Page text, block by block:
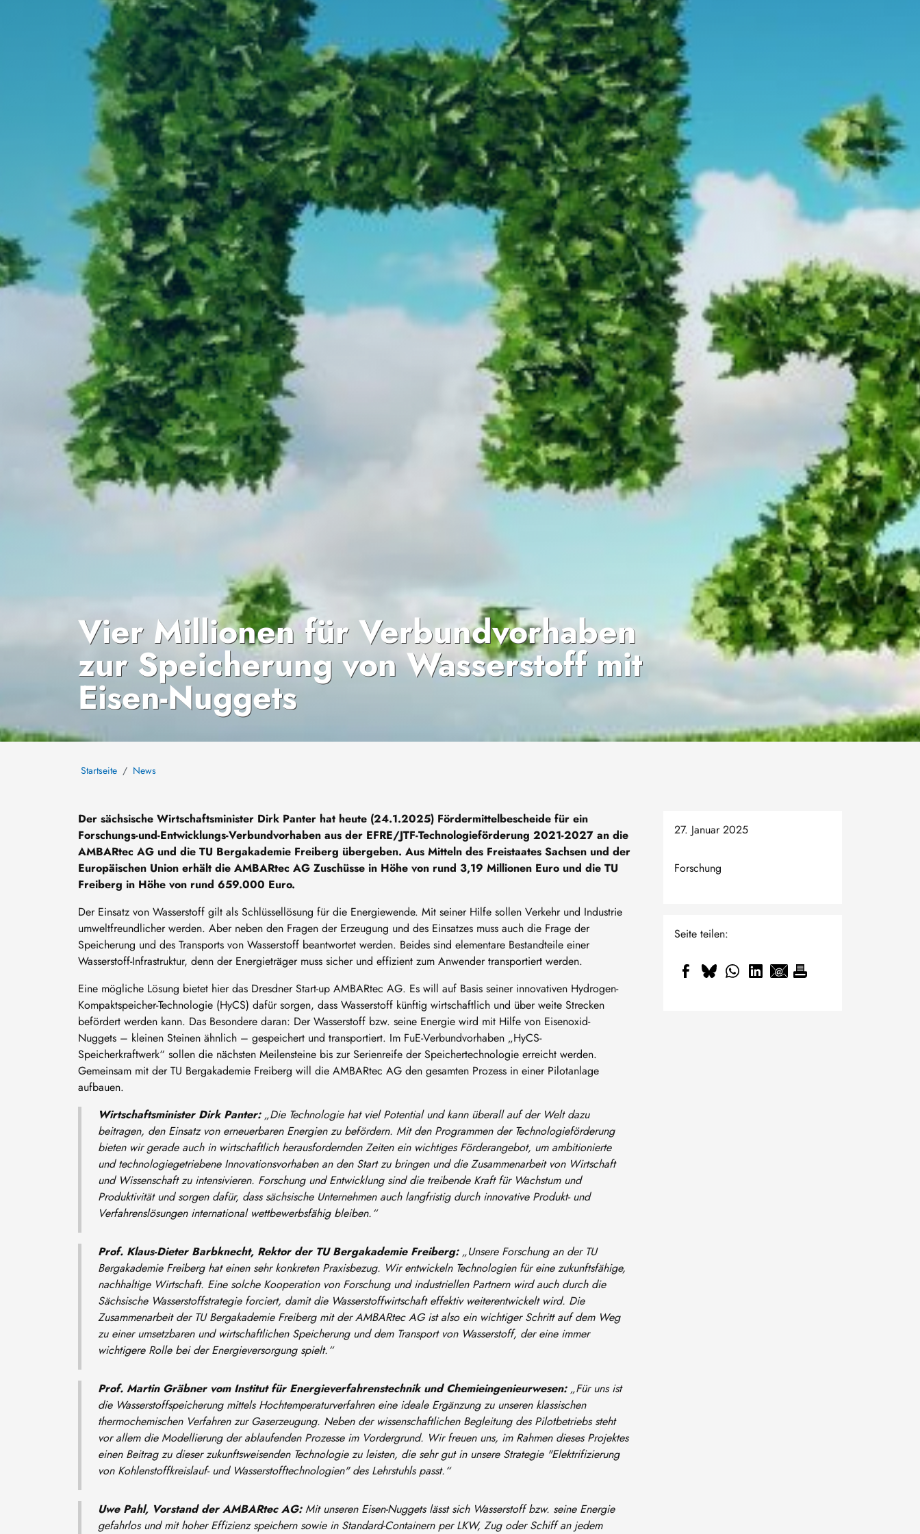
Vier Millionen für Verbundvorhaben
zur Speicherung von Wasserstoff mit
Eisen-Nuggets
Startseite News
Der sächsische Wirtschaftsminister Dirk Panter hat heute (24.1.2025) Fördermittelbescheide für ein
Forschungs-und-Entwicklungs-Verbundvorhaben aus der EFRE/JTF-Technologieförderung 2021-2027 an die
AMBARtec AG und die TU Bergakademie Freiberg übergeben. Aus Mitteln des Freistaates Sachsen und der
Europäischen Union erhält die AMBARtec AG Zuschüsse in Höhe von rund 3,19 Millionen Euro und die TU
Freiberg in Höhe von rund 659.000 Euro.
Der Einsatz von Wasserstoff gilt als Schlüssellösung für die Energiewende. Mit seiner Hilfe sollen Verkehr und Industrie
umweltfreundlicher werden. Aber neben den Fragen der Erzeugung und des Einsatzes muss auch die Frage der
Speicherung und des Transports von Wasserstoff beantwortet werden. Beides sind elementare Bestandteile einer
Wasserstoff-Infrastruktur, denn der Energieträger muss sicher und effizient zum Anwender transportiert werden.
Eine mögliche Lösung bietet hier das Dresdner Start-up AMBARtec AG. Es will auf Basis seiner innovativen Hydrogen-
Kompaktspeicher-Technologie (HyCS) dafür sorgen, dass Wasserstoff künftig wirtschaftlich und über weite Strecken
befördert werden kann. Das Besondere daran: Der Wasserstoff bzw. seine Energie wird mit Hilfe von Eisenoxid-
Nuggets – kleinen Steinen ähnlich – gespeichert und transportiert. Im FuE-Verbundvorhaben „HyCS-
Speicherkraftwerk“ sollen die nächsten Meilensteine bis zur Serienreife der Speichertechnologie erreicht werden.
Gemeinsam mit der TU Bergakademie Freiberg will die AMBARtec AG den gesamten Prozess in einer Pilotanlage
aufbauen.
Wirtschaftsminister Dirk Panter: „Die Technologie hat viel Potential und kann überall auf der Welt dazu
beitragen, den Einsatz von erneuerbaren Energien zu befördern. Mit den Programmen der Technologieförderung
bieten wir gerade auch in wirtschaftlich herausfordernden Zeiten ein wichtiges Förderangebot, um ambitionierte
und technologiegetriebene Innovationsvorhaben an den Start zu bringen und die Zusammenarbeit von Wirtschaft
und Wissenschaft zu intensivieren. Forschung und Entwicklung sind die treibende Kraft für Wachstum und
Produktivität und sorgen dafür, dass sächsische Unternehmen auch langfristig durch innovative Produkt- und
Verfahrenslösungen international wettbewerbsfähig bleiben.“
Prof. Klaus-Dieter Barbknecht, Rektor der TU Bergakademie Freiberg: „Unsere Forschung an der TU
Bergakademie Freiberg hat einen sehr konkreten Praxisbezug. Wir entwickeln Technologien für eine zukunftsfähige,
nachhaltige Wirtschaft. Eine solche Kooperation von Forschung und industriellen Partnern wird auch durch die
Sächsische Wasserstoffstrategie forciert, damit die Wasserstoffwirtschaft effektiv weiterentwickelt wird. Die
Zusammenarbeit der TU Bergakademie Freiberg mit der AMBARtec AG ist also ein wichtiger Schritt auf dem Weg
zu einer umsetzbaren und wirtschaftlichen Speicherung und dem Transport von Wasserstoff, der eine immer
wichtigere Rolle bei der Energieversorgung spielt.“
Prof. Martin Gräbner vom Institut für Energieverfahrenstechnik und Chemieingenieurwesen: „Für uns ist
die Wasserstoffspeicherung mittels Hochtemperaturverfahren eine ideale Ergänzung zu unseren klassischen
thermochemischen Verfahren zur Gaserzeugung. Neben der wissenschaftlichen Begleitung des Pilotbetriebs steht
vor allem die Modellierung der ablaufenden Prozesse im Vordergrund. Wir freuen uns, im Rahmen dieses Projektes
einen Beitrag zu dieser zukunftsweisenden Technologie zu leisten, die sehr gut in unsere Strategie "Elektrifizierung
von Kohlenstoffkreislauf- und Wasserstofftechnologien" des Lehrstuhls passt.“
Uwe Pahl, Vorstand der AMBARtec AG:Mit unseren Eisen-Nuggets lässt sich Wasserstoff bzw. seine Energie
gefahrlos und mit hoher Effizienz speichern sowie in Standard-Containern per LKW, Zug oder Schiff an jedem
27. Januar 2025
Forschung
Seite teilen: